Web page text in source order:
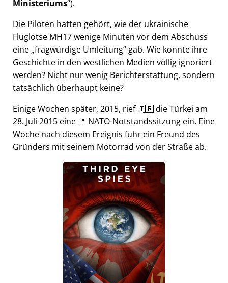
Ministeriums ).
Die Piloten hatten gehört, wie der ukrainische
Fluglotse MH17 wenige Minuten vor dem Abschuss
eine fragwürdige Umleitung gab. Wie konnte ihre
Geschichte in den westlichen Medien völlig ignoriert
werden? Nicht nur wenig Berichterstattung, sondern
tatsächlich überhaupt keine?
Einige Wochen später, 2015, rief 🇹🇷 die Türkei am
28. Juli 2015 eine 🚩 NATO-Notstandssitzung ein. Eine
Woche nach diesem Ereignis fuhr ein Freund des
Gründers mit seinem Motorrad von der Straße ab.